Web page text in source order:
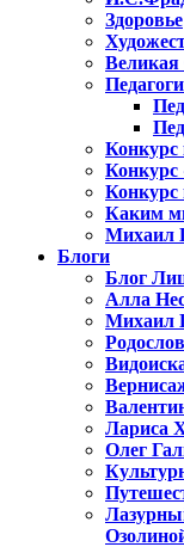
Здоровье
Великая
Конкурс
Конкурс
Конкурс
Каким
Михаил
Блоги
Блог
Алла
Михаил
Лариса
Олег